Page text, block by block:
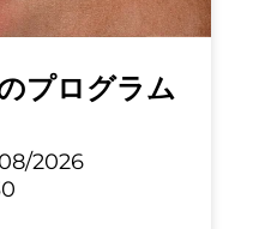
プログラム
2026